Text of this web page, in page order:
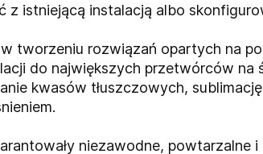
z istniejącą instalacją albo
tworzeniu rozwiązań opartych na
do największych przetwórców na
kwasów tłuszczowych,
niezawodne, powtarzalne